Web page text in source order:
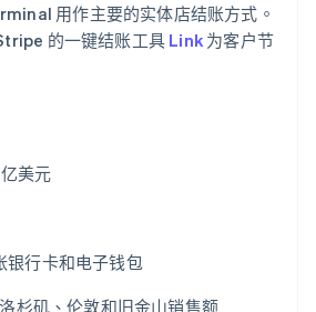
用作主要的实体店结账方式。
的一键结账工具 Link为客户节
美元
银行卡和电子钱包
杉矶、伦敦和旧金山销售额